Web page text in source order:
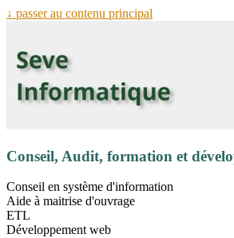
↓ passer au contenu principal
Conseil, Audit, formation et
Conseil en système d'information
Aide à maitrise d'ouvrage
ETL
Développement web